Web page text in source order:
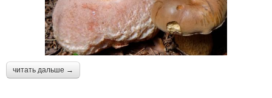
читать дальше →